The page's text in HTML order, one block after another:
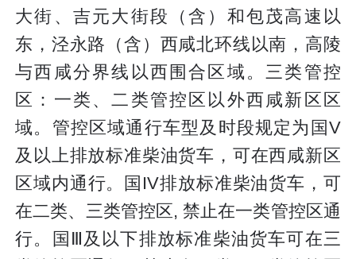
大街、吉元大街段（含）和包茂高速以
东，泾永路（含）西咸北环线以南，高陵
与西咸分界线以西围合区域。三类管控
区：一类、二类管控区以外西咸新区区
域。管控区域通行车型及时段规定为国V
及以上排放标准柴油货车，可在西咸新区
区域内通行。国IV排放标准柴油货车，可
在二类、三类管控区, 禁止在一类管控区通
行。国Ⅲ及以下排放标准柴油货车可在三